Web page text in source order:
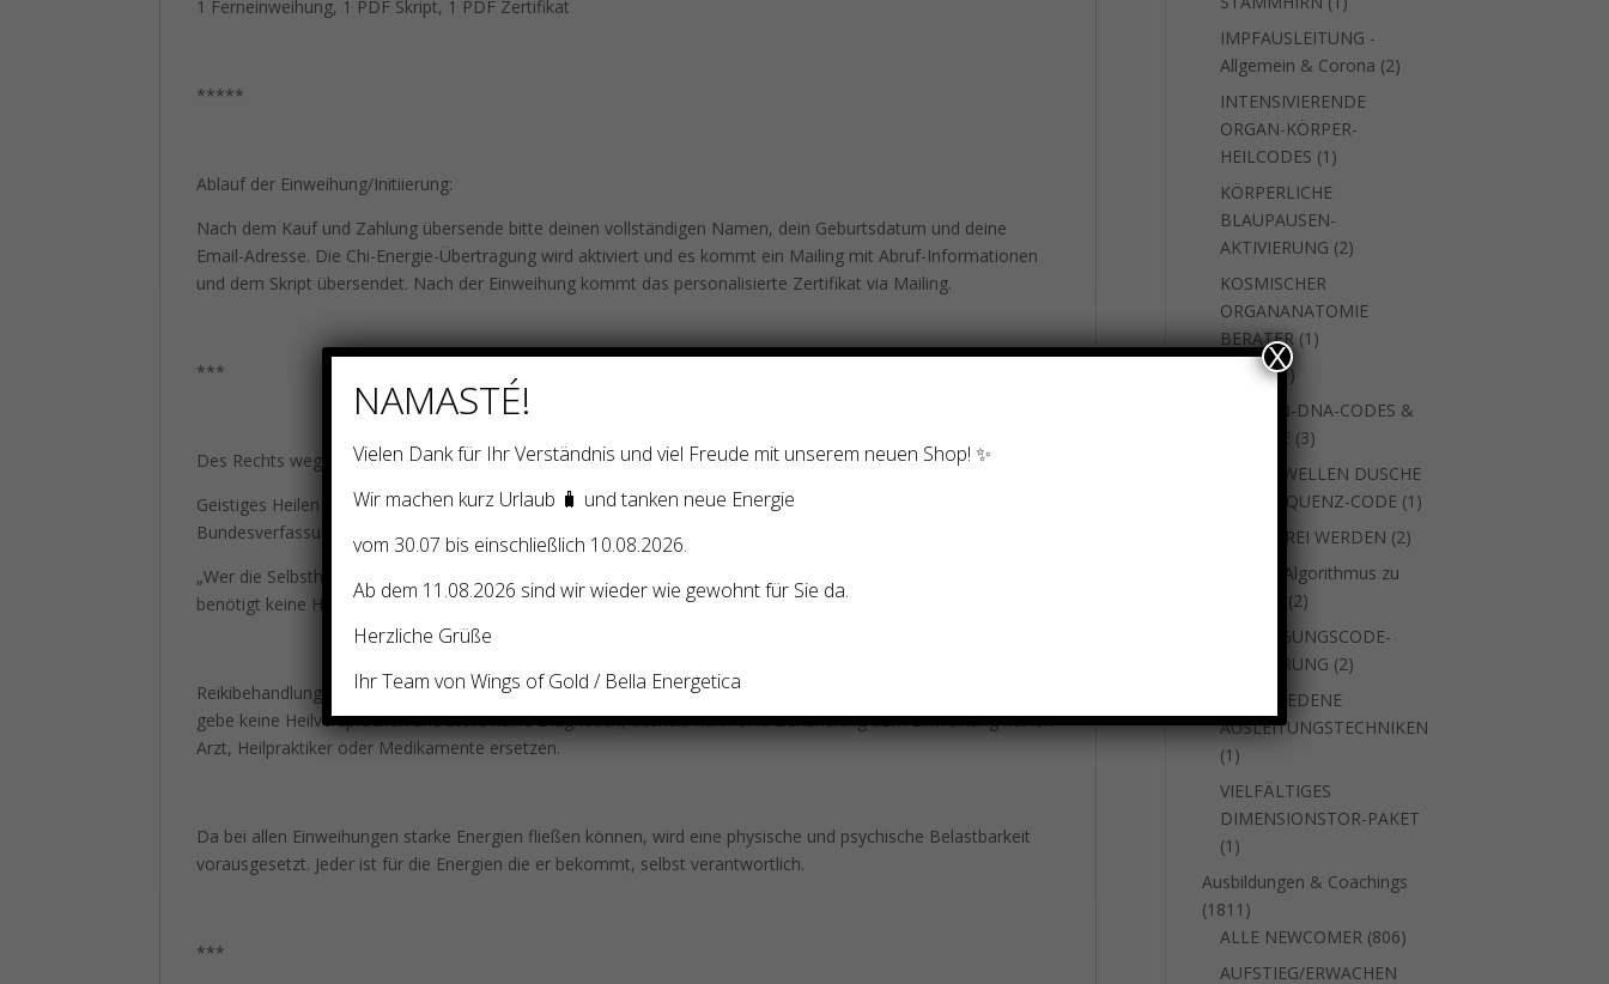
1 Ferneinweihung, 1 PDF Skript, 1 PDF Zertifikat
*****
Ablauf der Einweihung/Initiierung:
Nach dem Kauf und Zahlung übersende bitte deinen vollständigen Namen, dein Geburtsdatum und deine
Email-Adresse. Die Chi-Energie-Übertragung wird aktiviert und es kommt ein Mailing mit Abruf-Informationen
und dem Skript übersendet. Nach der Einweihung kommt das personalisierte Zertifikat via Mailing.
***
Des Rechts wegen folgender Zusatz:
Geistiges Heilen ist in Deutschland ohne Heilpraktikerschein erlaubt. Am 2. März 2004 hat das
Bundesverfassungsgericht folgendes entschieden:
„Wer die Selbstheilungskräfte des Patienten durch Handauflegen aktiviert und dabei keine Diagnosen stellt,
benötigt keine Heilpraktikererlaubnis.“(AZ 1BVR 784/03)
Reikibehandlungen bzw.Einweihungen sind keine Therapie und werden außerhalb der Heilkunde angeboten. Ich
gebe keine Heilversprechen und stelle keine Diagnosen, deshalb kann eine Behandlung bzw. Einweihung keinen
Arzt, Heilpraktiker oder Medikamente ersetzen.
Da bei allen Einweihungen starke Energien fließen können, wird eine physische und psychische Belastbarkeit
vorausgesetzt. Jeder ist für die Energien die er bekommt, selbst verantwortlich.
***
Produkt
IMPFAUSLEITUNG -
Allgemein & Corona 22
INTENSIVIERENDE
ORGAN-KÖRPER-
HEILCODES 1 1
Produkt
KÖRPERLICHE
BLAUPAUSEN-
AKTIVIERUNG 22
KOSMISCHER
ORGANANATOMIE
BERATER 1 1
natara 11
Produkt
SEEELEN-DNA-CODES &
WEITERE 33
Produkte
SKALARWELLEN DUSCHE
MIT FREQUENZ-CODE 1 1
SUCHTFREI WERDEN 22
um den Algorithmus zu
22
Produkte
VERJÜNGUNGSCODE-
AKTIVIERUNG 22
VERSCHIEDENE
AUSLEITUNGSTECHNIKEN
1 1
Produkt
VIELFÄLTIGES
DIMENSIONSTOR-PAKET
1 1
Produkt
Ausbildungen & Coachings
1811 1811
Produkte
ALLE NEWCOMER 806806
AUFSTIEG/ERWACHEN
NAMASTÉ!
Vielen Dank für Ihr Verständnis und viel Freude mit unserem neuen Shop! ✨
Wir machen kurz Urlaub 🧳 und tanken neue Energie
vom 30.07 bis einschließlich 10.08.2026.
Ab dem 11.08.2026 sind wir wieder wie gewohnt für Sie da.
Herzliche Grüße
Ihr Team von Wings of Gold / Bella Energetica
X